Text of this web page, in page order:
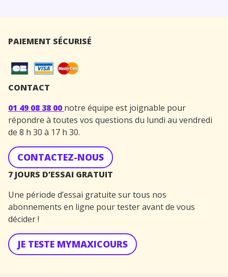
PAIEMENT SÉCURISÉ
CONTACT
01 49 08 38 00 notre équipe est joignable pour
répondre à toutes vos questions du lundi au vendredi
de 8 h 30 à 17 h 30.
CONTACTEZ-NOUS
7 JOURS D’ESSAI GRATUIT
Une période d’essai gratuite sur tous nos
abonnements en ligne pour tester avant de vous
décider !
JE TESTE MYMAXICOURS